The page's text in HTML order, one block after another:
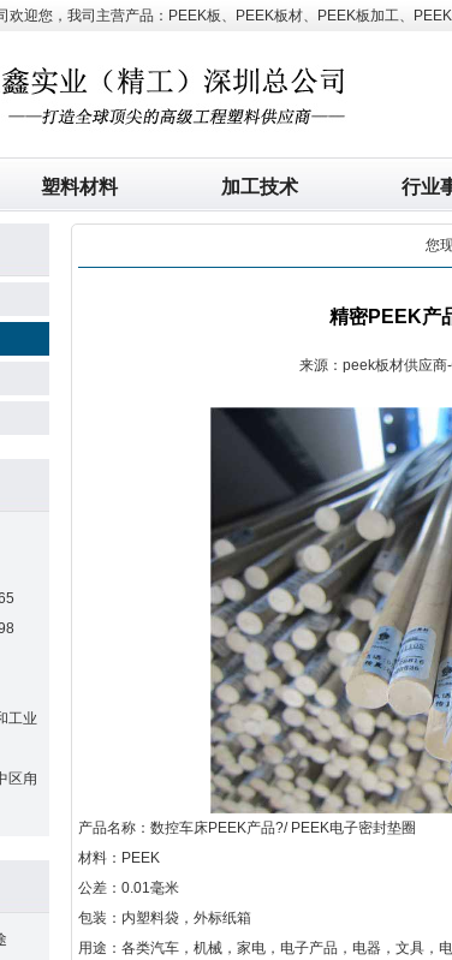
欢迎您，我司主营产品：PEEK板、PEEK板材、PEEK板加工、
塑料材料 加工技术 行业
工业
区甪
您
精密PEEK产
来源：peek板材供应
产品名称：数控车床PEEK产品?/ PEEK电子密封垫圈
材料：PEEK
公差：0.01毫米
包装：内塑料袋，外标纸箱
用途：各类汽车，机械，家电，电子产品，电器，文具，